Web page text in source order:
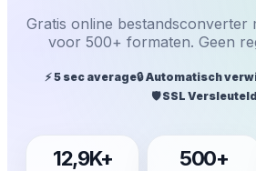
Gratis online bestandsconverter
voor 500+ formaten. Geen
⚡ 5 sec average🔒 Automatisch
🛡️ SSL Versleuteld
12,9K+ 500+